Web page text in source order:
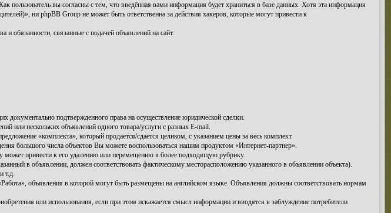
вы согласны с тем, что введённая вами информация будет храниться в базе данных. Хотя эта информация
ни phpBB Group не может быть ответственна за действия хакеров, которые могут привести к
обязанности, связанные с подачей объявлений на сайт.
подтвержденного права на осуществление юридической сделки.
или нескольких объявлений одного товара/услуги с разных E-mail.
«комплекта», который продается/сдается целиком, с указанием цены за весь комплект.
большого числа объектов Вы можете воспользоваться нашим продуктом «Интернет-партнер».
привести к его удалению или перемещению в более подходящую рубрику.
в объявлении, должен соответствовать фактическому месторасположению указанного в объявлении объекта).
т.д.
объявления в которой могут быть размещены на английском языке. Объявления должны соответствовать нормам
или использования, если при этом искажается смысл информации и вводятся в заблуждение потребители